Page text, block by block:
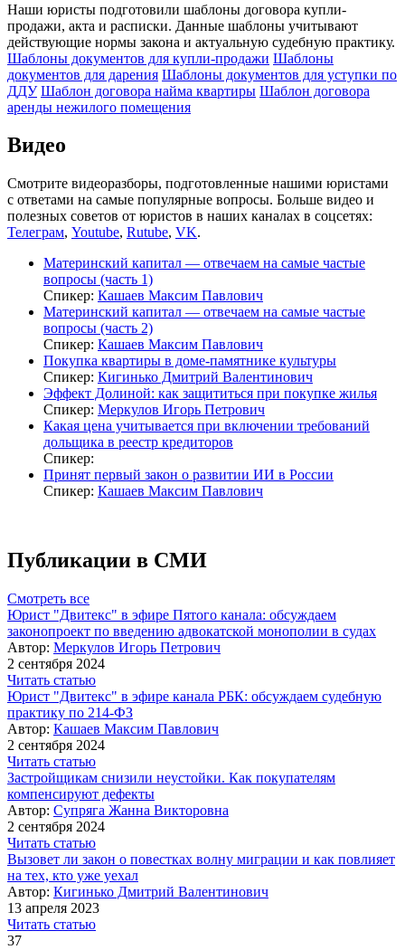
Наши юристы подготовили шаблоны договора купли-
продажи, акта и расписки. Данные шаблоны учитывают
действующие нормы закона и актуальную судебную практику.
Шаблоны документов для купли-продажи Шаблоны
документов для дарения Шаблоны документов для уступки по
ДДУ Шаблон договора найма квартиры Шаблон договора
аренды нежилого помещения
Видео
Смотрите видеоразборы, подготовленные нашими юристами
с ответами на самые популярные вопросы. Больше видео и
полезных советов от юристов в наших каналах в соцсетях:
Телеграм, Youtube, Rutube, VK.
Материнский капитал — отвечаем на самые частые
вопросы (часть 1)
Спикер: Кашаев Максим Павлович
Материнский капитал — отвечаем на самые частые
вопросы (часть 2)
Спикер: Кашаев Максим Павлович
Покупка квартиры в доме-памятнике культуры
Спикер: Кигинько Дмитрий Валентинович
Эффект Долиной: как защититься при покупке жилья
Спикер: Меркулов Игорь Петрович
Какая цена учитывается при включении требований
дольщика в реестр кредиторов
Спикер:
Принят первый закон о развитии ИИ в России
Спикер: Кашаев Максим Павлович
Публикации в СМИ
Смотреть все
Юрист "Двитекс" в эфире Пятого канала: обсуждаем
законопроект по введению адвокатской монополии в судах
Автор: Меркулов Игорь Петрович
2 сентября 2024
Читать статью
Юрист "Двитекс" в эфире канала РБК: обсуждаем судебную
практику по 214-ФЗ
Автор: Кашаев Максим Павлович
2 сентября 2024
Читать статью
Застройщикам снизили неустойки. Как покупателям
компенсируют дефекты
Автор: Супряга Жанна Викторовна
2 сентября 2024
Читать статью
Вызовет ли закон о повестках волну миграции и как повлияет
на тех, кто уже уехал
Автор: Кигинько Дмитрий Валентинович
13 апреля 2023
Читать статью
37